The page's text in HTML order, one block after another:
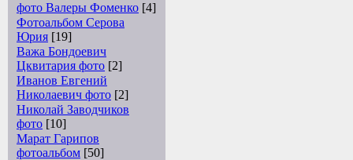
фото Валеры Фоменко [4]
Фотоальбом Серова
Юрия [19]
Важа Бондоевич
Цквитария фото [2]
Иванов Евгений
Николаевич фото [2]
Николай Заводчиков
фото [10]
Марат Гарипов
фотоальбом [50]